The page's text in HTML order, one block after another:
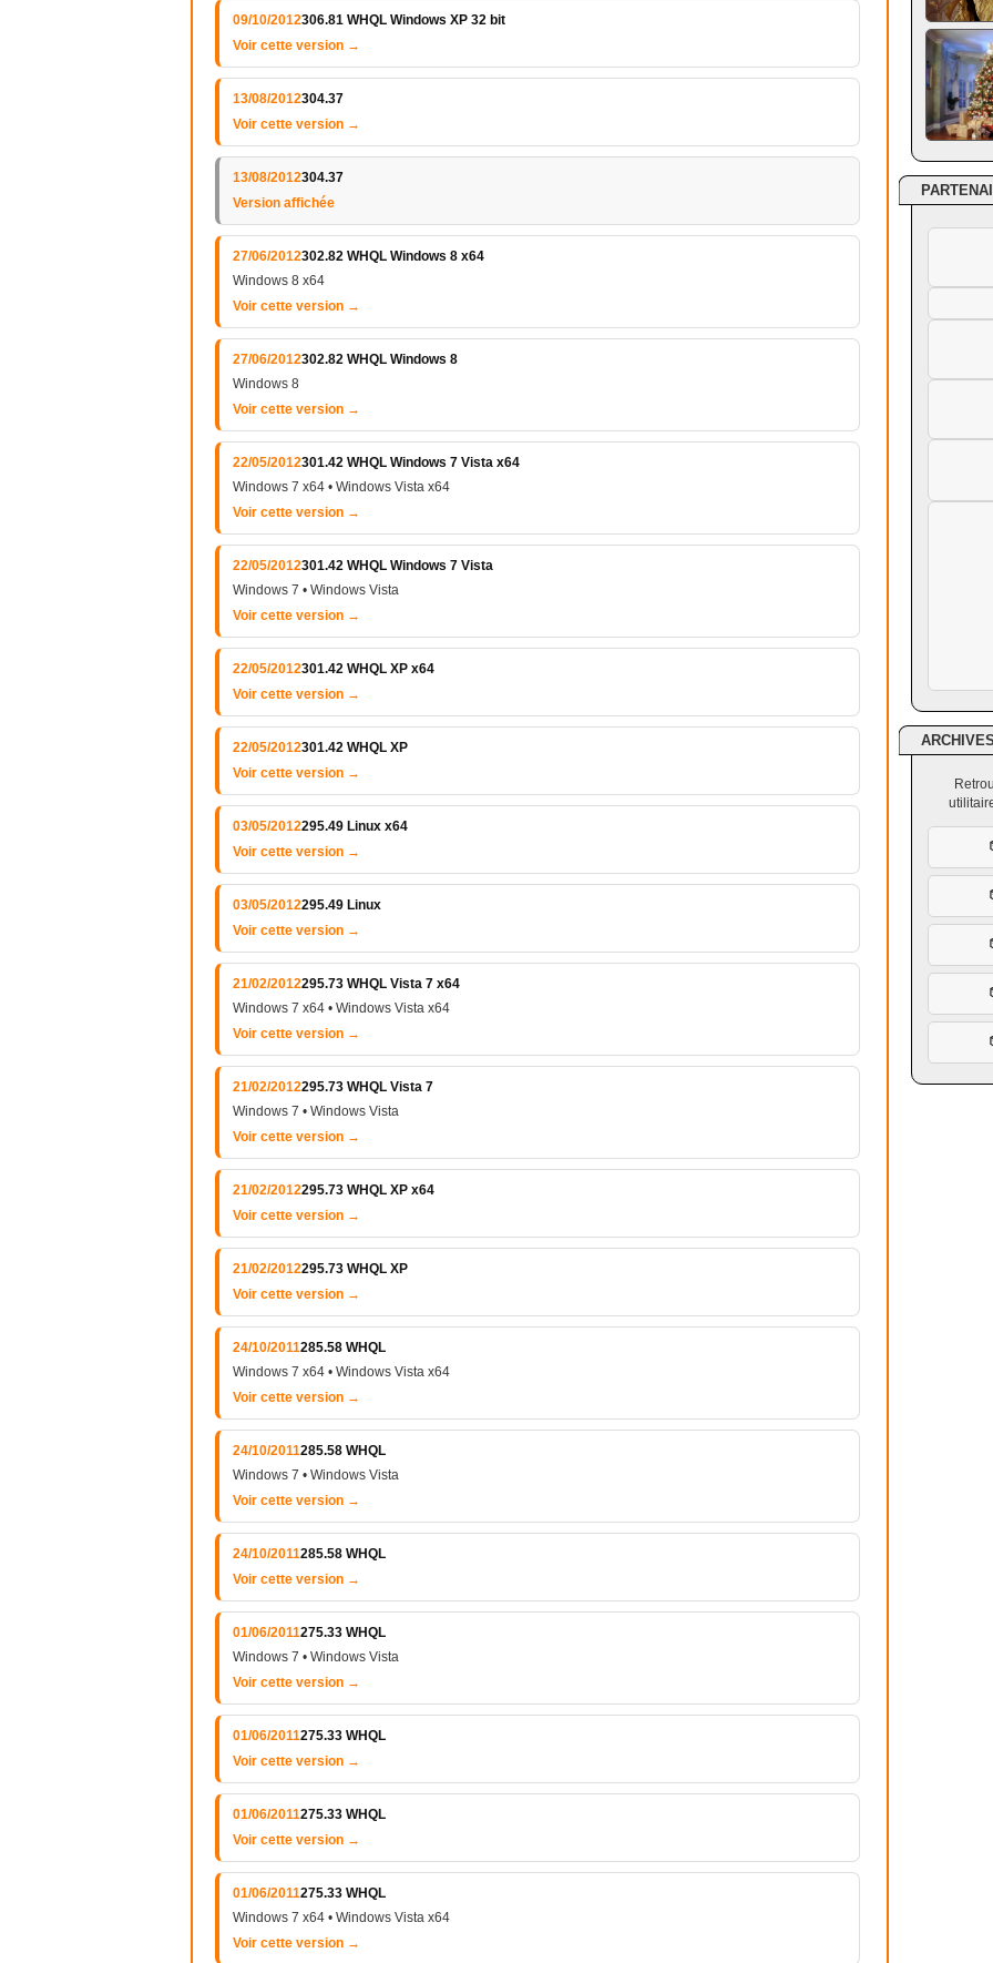
09/10/2012306.81 WHQL Windows XP 32 bit
Voir cette version →
13/08/2012304.37
Voir cette version →
13/08/2012304.37
Version affichée
27/06/2012302.82 WHQL Windows 8 x64
Windows 8 x64
Voir cette version →
27/06/2012302.82 WHQL Windows 8
Windows 8
Voir cette version →
22/05/2012301.42 WHQL Windows 7 Vista x64
Windows 7 x64 • Windows Vista x64
Voir cette version →
22/05/2012301.42 WHQL Windows 7 Vista
Windows 7 • Windows Vista
Voir cette version →
22/05/2012301.42 WHQL XP x64
Voir cette version →
22/05/2012301.42 WHQL XP
Voir cette version →
03/05/2012295.49 Linux x64
Voir cette version →
03/05/2012295.49 Linux
Voir cette version →
21/02/2012295.73 WHQL Vista 7 x64
Windows 7 x64 • Windows Vista x64
Voir cette version →
21/02/2012295.73 WHQL Vista 7
Windows 7 • Windows Vista
Voir cette version →
21/02/2012295.73 WHQL XP x64
Voir cette version →
21/02/2012295.73 WHQL XP
Voir cette version →
24/10/2011285.58 WHQL
Windows 7 x64 • Windows Vista x64
Voir cette version →
24/10/2011285.58 WHQL
Windows 7 • Windows Vista
Voir cette version →
24/10/2011285.58 WHQL
Voir cette version →
01/06/2011275.33 WHQL
Windows 7 • Windows Vista
Voir cette version →
01/06/2011275.33 WHQL
Voir cette version →
01/06/2011275.33 WHQL
Voir cette version →
01/06/2011275.33 WHQL
Windows 7 x64 • Windows Vista x64
Voir cette version →